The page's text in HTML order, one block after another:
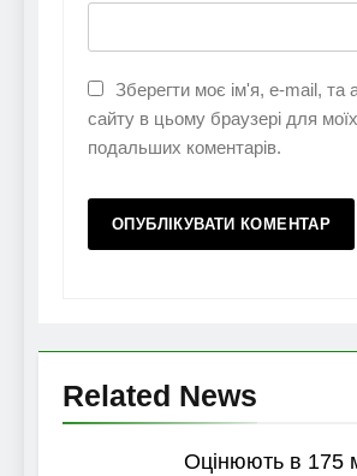
Зберегти моє ім'я, e-mail, та
сайту в цьому браузері для моїх
подальших коментарів.
Related News
Оцінюють в 175